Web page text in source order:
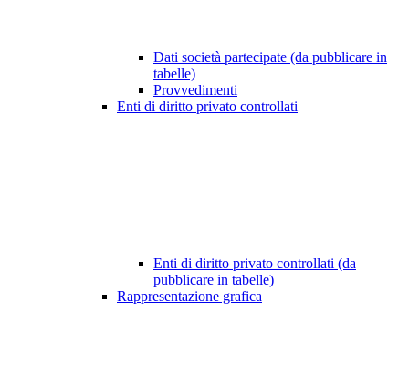
Dati società partecipate (da pubblicare in
tabelle)
Provvedimenti
Enti di diritto privato controllati
Enti di diritto privato controllati (da
pubblicare in tabelle)
Rappresentazione grafica